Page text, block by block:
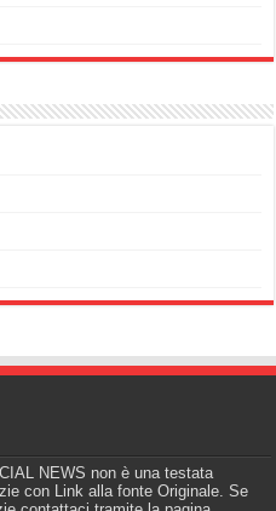
NEWS non è una testata
con Link alla fonte Originale. Se